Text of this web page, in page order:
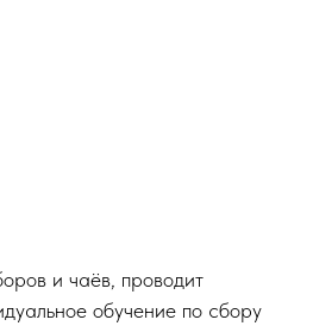
и чаёв, проводит
обучение по сбору